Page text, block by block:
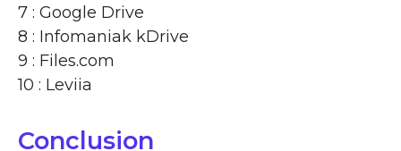
7 : Google Drive
8 : Infomaniak kDrive
9 : Files.com
10 : Leviia
Conclusion